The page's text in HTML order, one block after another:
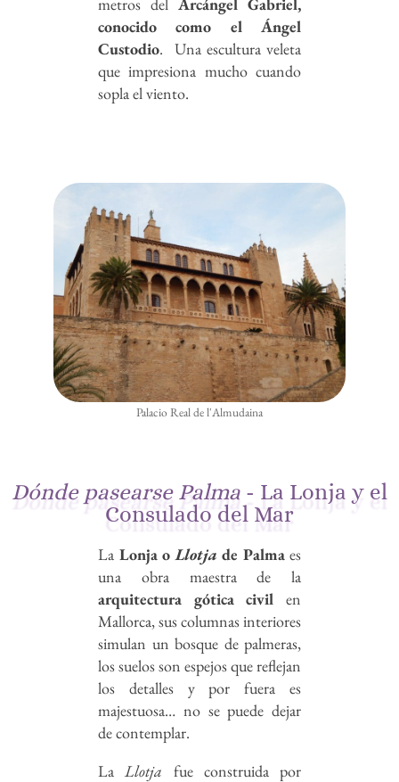
conocido como el Ángel
Custodio. Una escultura veleta
que impresiona mucho cuando
sopla el viento.
Palacio Real de l'Almudaina
Dónde pasearse Palma - La Lonja y el
Consulado del Mar
La Lonja oLlotja de Palmaes
una obra maestra de la
arquitectura gótica civil en
Mallorca, sus columnas interiores
simulan un bosque de palmeras,
los suelos son espejos que reflejan
los detalles y por fuera es
majestuosa… no se puede dejar
de contemplar.
LaLlotja fue construida por